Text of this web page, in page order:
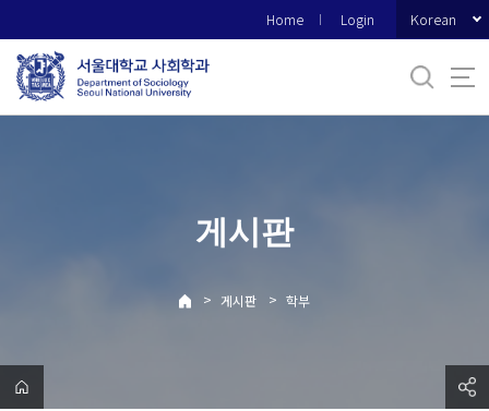
로
메
Home Login Korean
게시판
> 게시판 > 학부